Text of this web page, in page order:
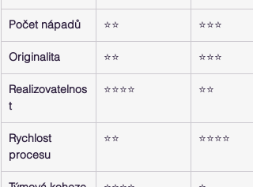
Počet nápadů ⭐⭐ ⭐⭐⭐
Originalita ⭐⭐ ⭐⭐⭐
Realizovatelnos
t
⭐⭐⭐⭐ ⭐⭐
Rychlost
procesu
⭐⭐ ⭐⭐⭐⭐